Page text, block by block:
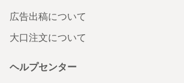
広告出稿について
大口注文について
ヘルプセンター